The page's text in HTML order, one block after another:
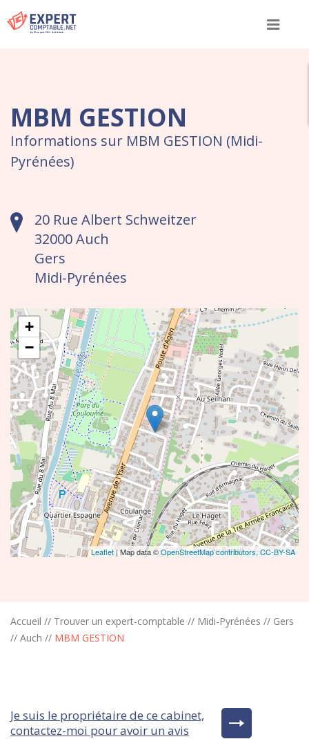
Menu
MBM GESTION
Informations sur MBM GESTION (Midi-
Pyrénées)
20 Rue Albert Schweitzer
32000 Auch
Gers
Midi-Pyrénées
+
−
Leaflet| Map data ©OpenStreetMap contributors, CC-BY-SA
Accueil // Trouver un expert-comptable // Midi-Pyrénées // Gers
// Auch // MBM GESTION
Je suis le propriétaire de ce cabinet,
contactez-moi pour avoir un avis